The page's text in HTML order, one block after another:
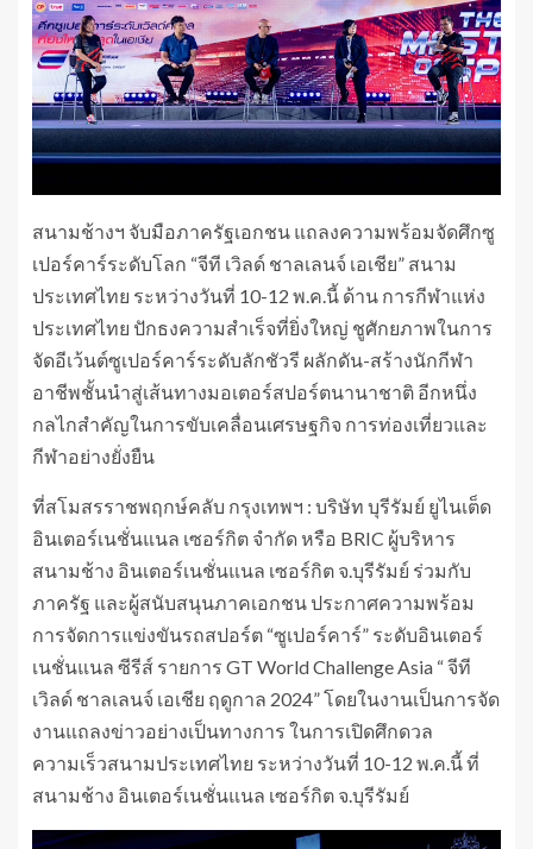
สนามช้างฯ จับมือภาครัฐเอกชน แถลงความพร้อมจัดศึกซู
เปอร์คาร์ระดับโลก “จีที เวิลด์ ชาลเลนจ์ เอเชีย” สนาม
ประเทศไทย ระหว่างวันที่ 10-12 พ.ค.นี้ ด้าน การกีฬาแห่ง
ประเทศไทย ปักธงความสำเร็จที่ยิ่งใหญ่ ชูศักยภาพในการ
จัดอีเว้นต์ซูเปอร์คาร์ระดับลักชัวรี ผลักดัน-สร้างนักกีฬา
อาชีพชั้นนำสู่เส้นทางมอเตอร์สปอร์ตนานาชาติ อีกหนึ่ง
กลไกสำคัญในการขับเคลื่อนเศรษฐกิจ การท่องเที่ยวและ
กีฬาอย่างยั่งยืน
ที่สโมสรราชพฤกษ์คลับ กรุงเทพฯ : บริษัท บุรีรัมย์ ยูไนเต็ด
อินเตอร์เนชั่นแนล เซอร์กิต จำกัด หรือ BRIC ผู้บริหาร
สนามช้าง อินเตอร์เนชั่นแนล เซอร์กิต จ.บุรีรัมย์ ร่วมกับ
ภาครัฐ และผู้สนับสนุนภาคเอกชน ประกาศความพร้อม
การจัดการแข่งขันรถสปอร์ต “ซูเปอร์คาร์” ระดับอินเตอร์
เนชั่นแนล ซีรีส์ รายการ GT World Challenge Asia “ จีที
เวิลด์ ชาลเลนจ์ เอเชีย ฤดูกาล 2024” โดยในงานเป็นการจัด
งานแถลงข่าวอย่างเป็นทางการ ในการเปิดศึกดวล
ความเร็วสนามประเทศไทย ระหว่างวันที่ 10-12 พ.ค.นี้ ที่
สนามช้าง อินเตอร์เนชั่นแนล เซอร์กิต จ.บุรีรัมย์